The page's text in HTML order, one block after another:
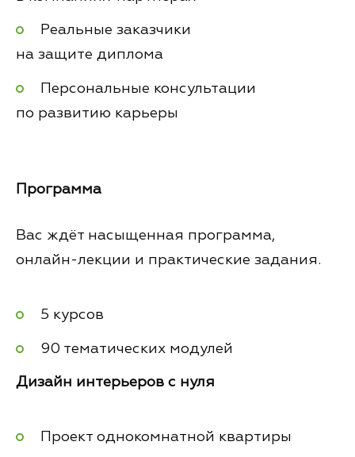
Реальные заказчики
на защите диплома
Персональные консультации
по развитию карьеры
Программа
Вас ждёт насыщенная программа,
онлайн-лекции и практические задания.
5 курсов
90 тематических модулей
Дизайн интерьеров с нуля
Проект однокомнатной квартиры